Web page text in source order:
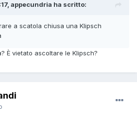
appecundria ha scritto:
a scatola chiusa una Klipsch
È vietato ascoltare le Klipsch?